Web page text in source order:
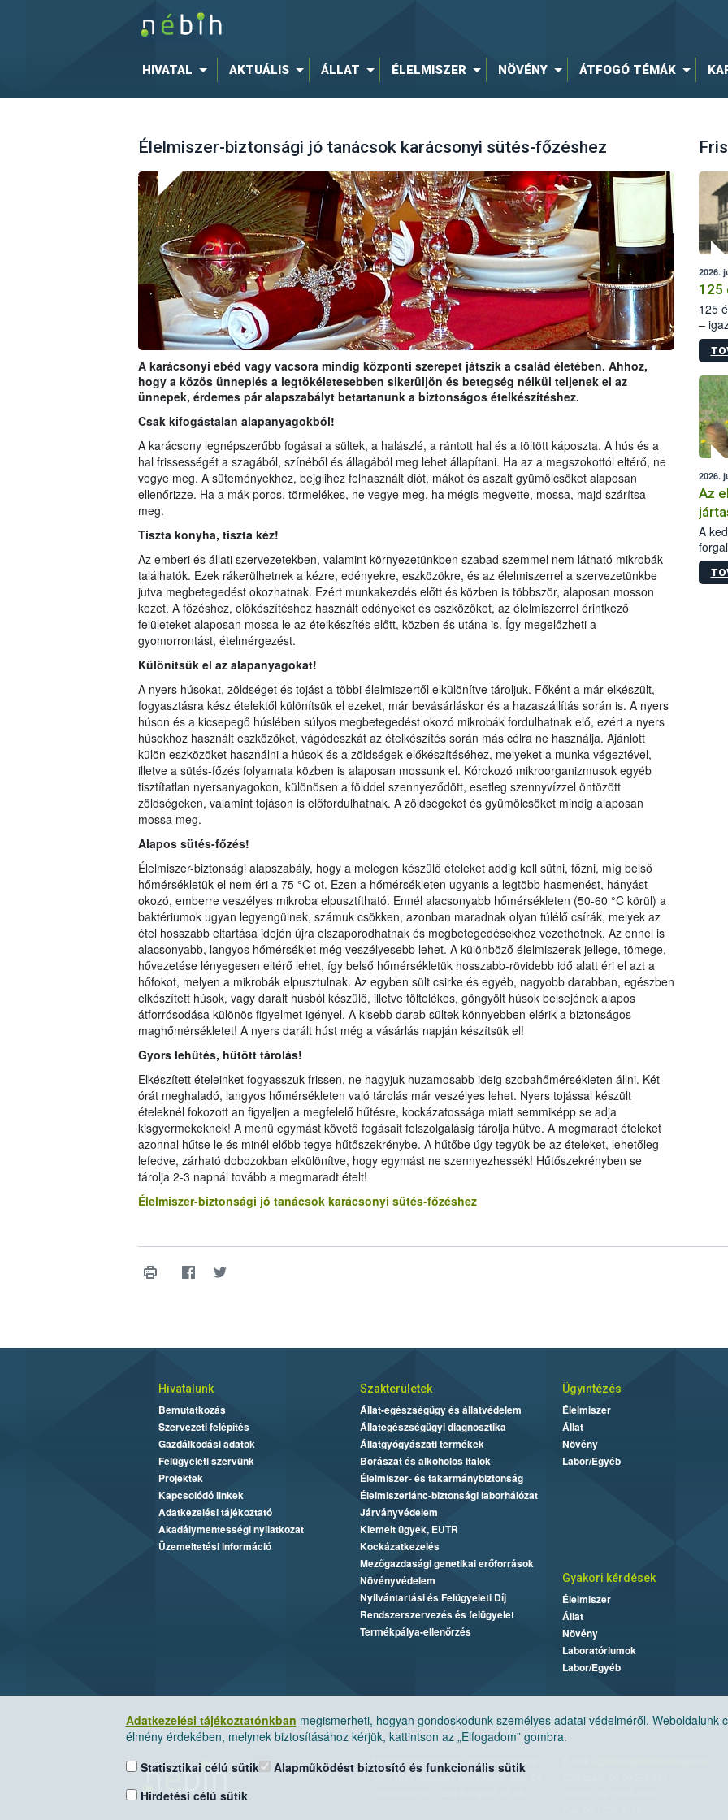
HIVATAL AKTUÁLIS ÁLLAT ÉLELMISZER NÖVÉNY ÁTFOGÓ TÉMÁK
Élelmiszer-biztonsági jó tanácsok karácsonyi sütés-főzéshez
A karácsonyi ebéd vagy vacsora mindig központi szerepet játszik a család életében. Ahhoz,
hogy a közös ünneplés a legtökéletesebben sikerüljön és betegség nélkül teljenek el az
ünnepek, érdemes pár alapszabályt betartanunk a biztonságos ételkészítéshez.
Csak kifogástalan alapanyagokból!
A karácsony legnépszerűbb fogásai a sültek, a halászlé, a rántott hal és a töltött káposzta. A hús és a
hal frissességét a szagából, színéből és állagából meg lehet állapítani. Ha az a megszokottól eltérő, ne
vegye meg. A süteményekhez, bejglihez felhasznált diót, mákot és aszalt gyümölcsöket alaposan
ellenőrizze. Ha a mák poros, törmelékes, ne vegye meg, ha mégis megvette, mossa, majd szárítsa
meg.
Tiszta konyha, tiszta kéz!
Az emberi és állati szervezetekben, valamint környezetünkben szabad szemmel nem látható mikrobák
találhatók. Ezek rákerülhetnek a kézre, edényekre, eszközökre, és az élelmiszerrel a szervezetünkbe
jutva megbetegedést okozhatnak. Ezért munkakezdés előtt és közben is többször, alaposan mosson
kezet. A főzéshez, előkészítéshez használt edényeket és eszközöket, az élelmiszerrel érintkező
felületeket alaposan mossa le az ételkészítés előtt, közben és utána is. Így megelőzheti a
gyomorrontást, ételmérgezést.
Különítsük el az alapanyagokat!
A nyers húsokat, zöldséget és tojást a többi élelmiszertől elkülönítve tároljuk. Főként a már elkészült,
fogyasztásra kész ételektől különítsük el ezeket, már bevásárláskor és a hazaszállítás során is. A nyers
húson és a kicsepegő húslében súlyos megbetegedést okozó mikrobák fordulhatnak elő, ezért a nyers
húsokhoz használt eszközöket, vágódeszkát az ételkészítés során más célra ne használja. Ajánlott
külön eszközöket használni a húsok és a zöldségek előkészítéséhez, melyeket a munka végeztével,
illetve a sütés-főzés folyamata közben is alaposan mossunk el. Kórokozó mikroorganizmusok egyéb
tisztítatlan nyersanyagokon, különösen a földdel szennyeződött, esetleg szennyvízzel öntözött
zöldségeken, valamint tojáson is előfordulhatnak. A zöldségeket és gyümölcsöket mindig alaposan
mossa meg.
Alapos sütés-főzés!
Élelmiszer-biztonsági alapszabály, hogy a melegen készülő ételeket addig kell sütni, főzni, míg belső
hőmérsékletük el nem éri a 75 °C-ot. Ezen a hőmérsékleten ugyanis a legtöbb hasmenést, hányást
okozó, emberre veszélyes mikroba elpusztítható. Ennél alacsonyabb hőmérsékleten (50-60 °C körül) a
baktériumok ugyan legyengülnek, számuk csökken, azonban maradnak olyan túlélő csírák, melyek az
étel hosszabb eltartása idején újra elszaporodhatnak és megbetegedésekhez vezethetnek. Az ennél is
alacsonyabb, langyos hőmérséklet még veszélyesebb lehet. A különböző élelmiszerek jellege, tömege,
hővezetése lényegesen eltérő lehet, így belső hőmérsékletük hosszabb-rövidebb idő alatt éri el azt a
hőfokot, melyen a mikrobák elpusztulnak. Az egyben sült csirke és egyéb, nagyobb darabban, egészben
elkészített húsok, vagy darált húsból készülő, illetve töltelékes, göngyölt húsok belsejének alapos
átforrósodása különös figyelmet igényel. A kisebb darab sültek könnyebben elérik a biztonságos
maghőmérsékletet! A nyers darált húst még a vásárlás napján készítsük el!
Gyors lehűtés, hűtötttárolás!
Elkészített ételeinket fogyasszuk frissen, ne hagyjuk huzamosabb ideig szobahőmérsékleten állni. Két
órát meghaladó, langyos hőmérsékleten való tárolás már veszélyes lehet. Nyers tojással készült
ételeknél fokozott an figyeljen a megfelelő hűtésre, kockázatossága miatt semmiképp se adja
kisgyermekeknek! A menü egymást követő fogásait felszolgálásig tárolja hűtve. A megmaradt ételeket
azonnal hűtse le és minél előbb tegye hűtőszekrénybe. A hűtőbe úgy tegyük be az ételeket, lehetőleg
lefedve, zárható dobozokban elkülönítve, hogy egymást ne szennyezhessék! Hűtőszekrényben se
tárolja 2-3 napnál tovább a megmaradt ételt!
Élelmiszer-biztonsági jó tanácsok karácsonyi sütés-főzéshez
2026.
125
125
–
15.
2026.
Az
A
Adatkezelési tájékoztatónkban megismerheti, hogyan gondoskodunk személyes adatai védelméről. Weboldalunk
élmény érdekében, melynek biztosításához kérjük, kattintson az „Elfogadom” gombra.
Statisztikai célú sütik
Hirdetési célú sütik
Alapműködést biztosító és funkcionális sütik
Hivatalunk
Bemutatkozás
Szervezeti felépítés
Gazdálkodási adatok
Felügyeleti szervünk
Projektek
Kapcsolódó linkek
Adatkezelési tájékoztató
Akadálymentességi nyilatkozat
Üzemeltetési információ
Szakterületek
Állat-egészségügy és állatvédelem
Állategészségügyi diagnosztika
Állatgyógyászati termékek
Borászat és alkoholos italok
Élelmiszer- és takarmánybiztonság
Élelmiszerlánc-biztonsági laborhálózat
Járványvédelem
Kiemelt ügyek, EUTR
Kockázatkezelés
Mezőgazdasági genetikai erőforrások
Növényvédelem
Nyilvántartási és Felügyeleti Díj
Rendszerszervezés és felügyelet
Termékpálya-ellenőrzés
Ügyintézés
Élelmiszer
Állat
Növény
Labor/Egyéb
Gyakori kérdések
Élelmiszer
Állat
Növény
Laboratóriumok
Labor/Egyéb
Nemzeti Élelmiszerlánc-biztonsági Hivatal